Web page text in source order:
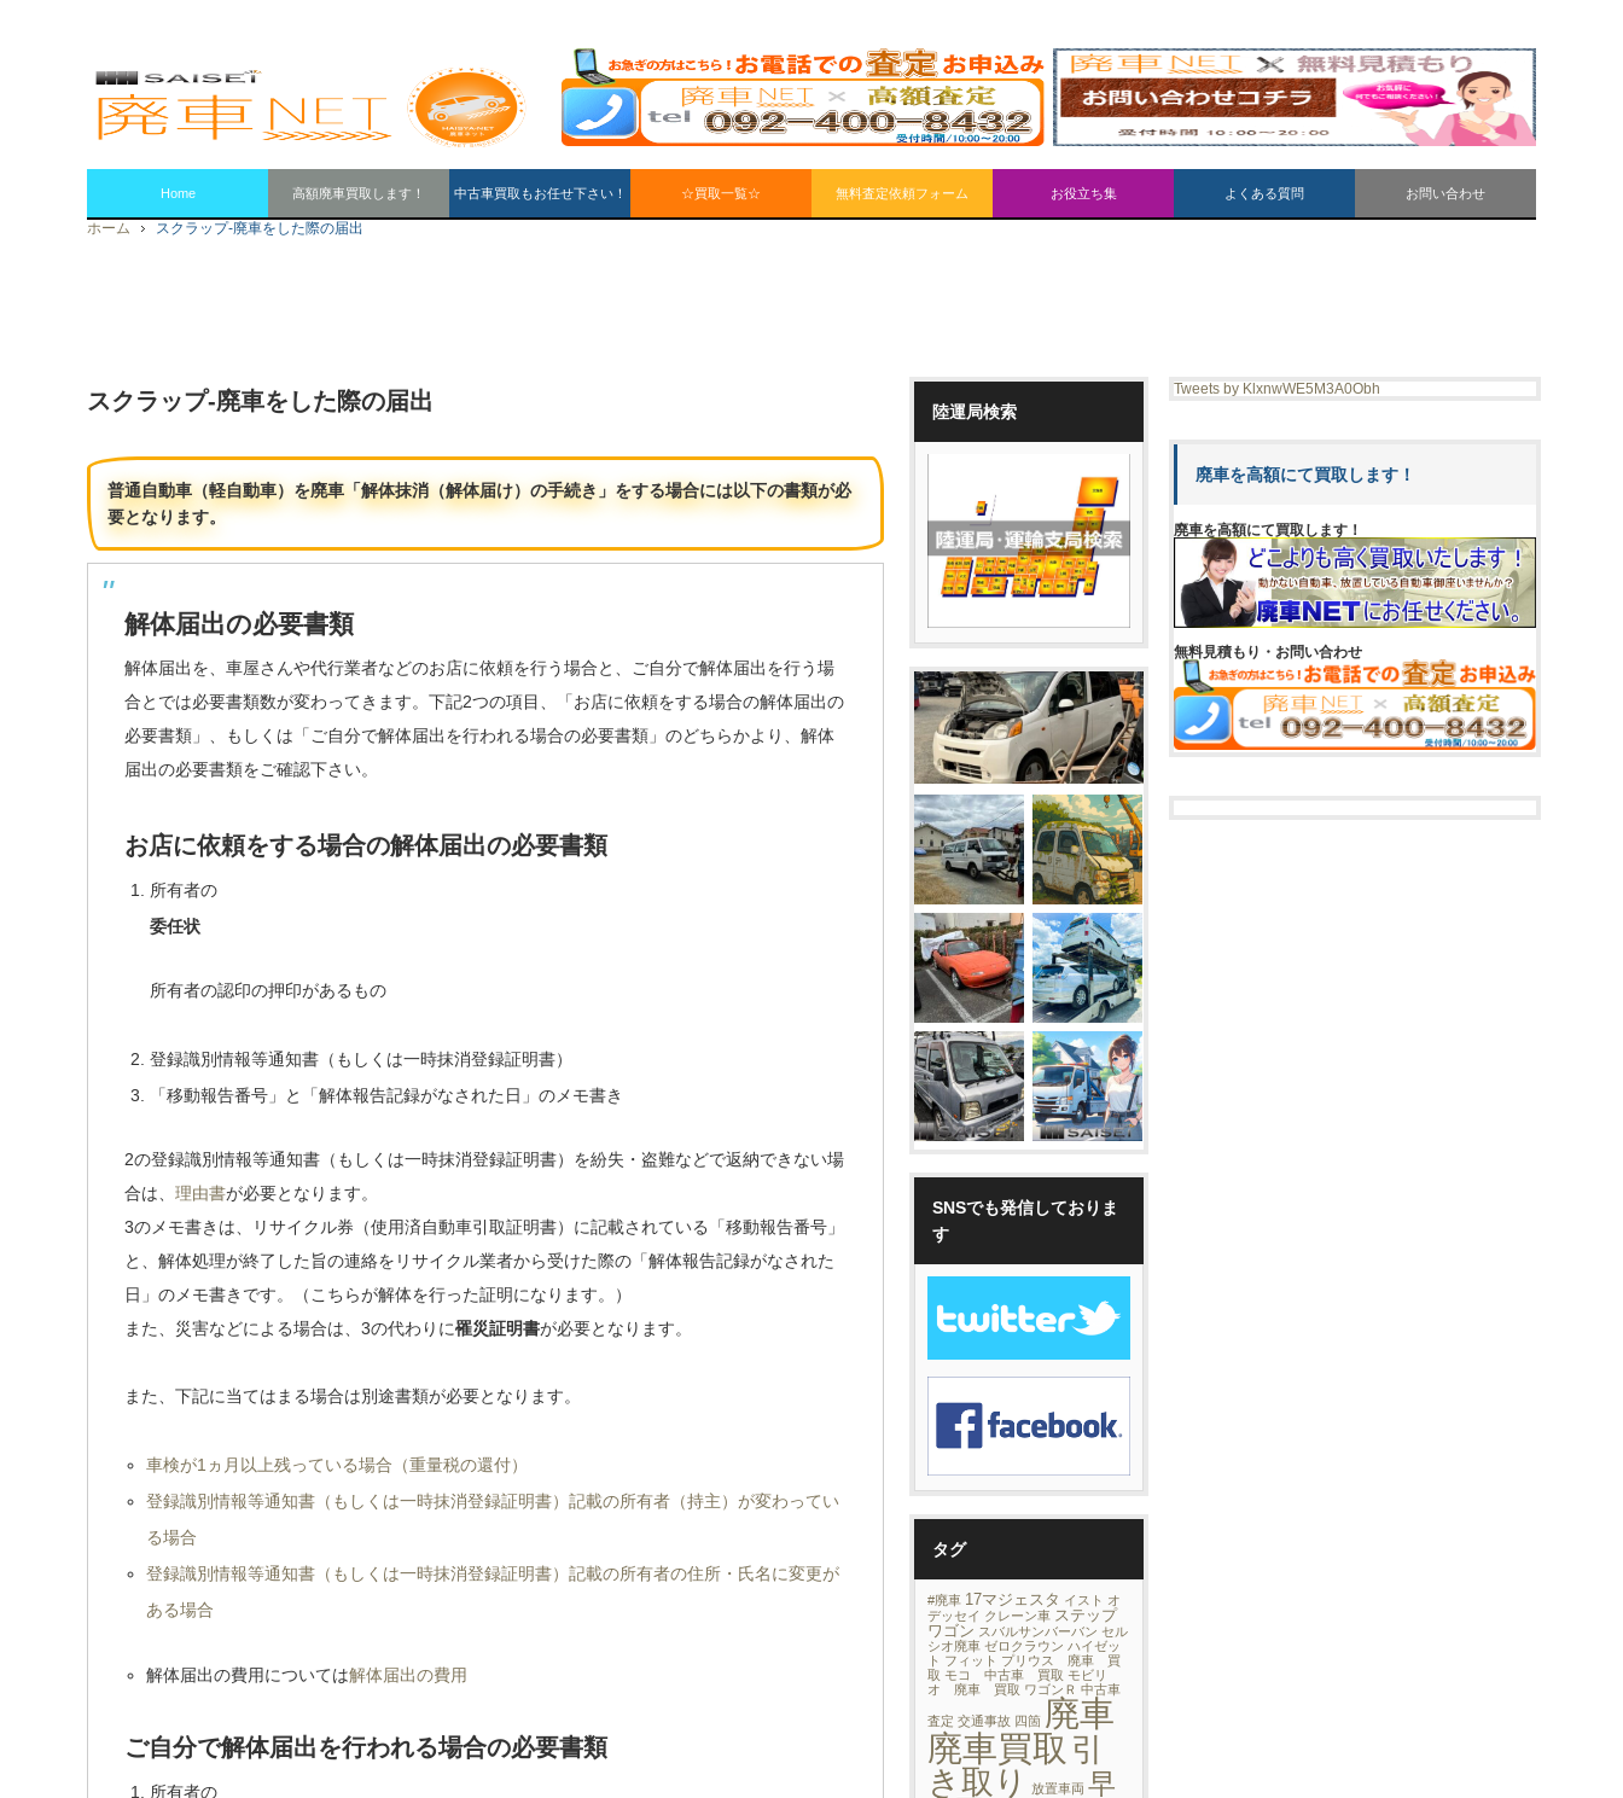
Home 高額廃車買取します！ 中古車買取もお任せ下さい！ ☆買取一覧☆ 無料査定依頼フォーム お役立ち集 よくある質問 お問い合わせ
ホーム スクラップ-廃車をした際の届出
スクラップ-廃車をした際の届出
普通自動車（軽自動車）を廃車「解体抹消（解体届け）の手続き」をする場合には以下の書類が必
要となります。
解体届出の必要書類
解体届出を、車屋さんや代行業者などのお店に依頼を行う場合と、ご自分で解体届出を行う場
合とでは必要書類数が変わってきます。下記2つの項目、「お店に依頼をする場合の解体届出の
必要書類」、もしくは「ご自分で解体届出を行われる場合の必要書類」のどちらかより、解体
届出の必要書類をご確認下さい。
お店に依頼をする場合の解体届出の必要書類
所有者の
委任状
所有者の認印の押印があるもの
登録識別情報等通知書（もしくは一時抹消登録証明書）
「移動報告番号」と「解体報告記録がなされた日」のメモ書き
2の登録識別情報等通知書（もしくは一時抹消登録証明書）を紛失・盗難などで返納できない場
合は、 理由書が必要となります。
3のメモ書きは、リサイクル券（使用済自動車引取証明書）に記載されている「移動報告番号」
と、解体処理が終了した旨の連絡をリサイクル業者から受けた際の「解体報告記録がなされた
日」のメモ書きです。（こちらが解体を行った証明になります。）
また、災害などによる場合は、3の代わりに罹災証明書が必要となります。
また、下記に当てはまる場合は別途書類が必要となります。
車検が1ヵ月以上残っている場合（重量税の還付）
登録識別情報等通知書（もしくは一時抹消登録証明書）記載の所有者（持主）が変わってい
る場合
登録識別情報等通知書（もしくは一時抹消登録証明書）記載の所有者の住所・氏名に変更が
ある場合
解体届出の費用については解体届出の費用
ご自分で解体届出を行われる場合の必要書類
所有者の
陸運局検索
SNSでも発信しておりま
す
タグ
#廃車 17マジェスタ イスト オ
デッセイ クレーン車 ステップ
ワゴン スバルサンバーバン セル
シオ廃車 ゼロクラウン ハイゼッ
ト フィット プリウス 廃車 買
取 モコ 中古車 買取 モビリ
オ 廃車 買取 ワゴンＲ 中古車
査定 交通事故 四箇 廃車
廃車買取 引
き取り
放置車両 早
Tweets by KlxnwWE5M3A0Obh
廃車を高額にて買取します！
廃車を高額にて買取します！
無料見積もり・お問い合わせ